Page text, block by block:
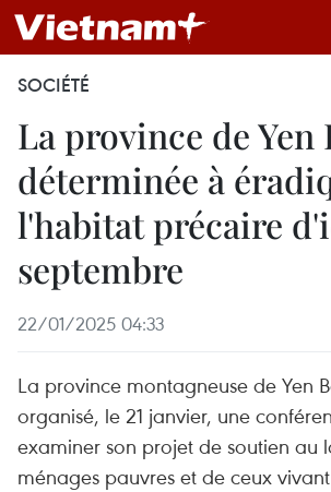
SOCIÉTÉ
La province de Yen
déterminée à
l'habitat précaire
septembre
22/01/2025 04:33
La province montagneuse de Yen
organisé, le 21 janvier, une
examiner son projet de soutien au
ménages pauvres et de ceux